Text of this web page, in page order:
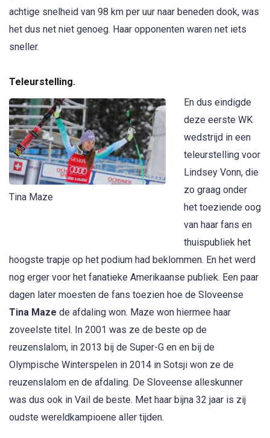
achtige snelheid van 98 km per uur naar beneden dook, was
het dus net niet genoeg. Haar opponenten waren net iets
sneller.
Teleurstelling.
Tina Maze
En dus eindigde
deze eerste WK
wedstrijd in een
teleurstelling voor
Lindsey Vonn, die
zo graag onder
het toeziende oog
van haar fans en
thuispubliek het
hoogste trapje op het podium had beklommen. En het werd
nog erger voor het fanatieke Amerikaanse publiek. Een paar
dagen later moesten de fans toezien hoe de Sloveense
Tina Maze de afdaling won. Maze won hiermee haar
zoveelste titel. In 2001 was ze de beste op de
reuzenslalom, in 2013 bij de Super-G en en bij de
Olympische Winterspelen in 2014 in Sotsji won ze de
reuzenslalom en de afdaling. De Sloveense alleskunner
was dus ook in Vail de beste. Met haar bijna 32 jaar is zij
oudste wereldkampioene aller tijden.